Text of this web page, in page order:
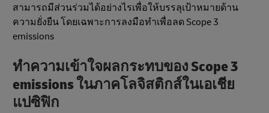
สามารถมีส่วนร่วมได้อย่างไรเพื่อให้บรรลุเป้าหมายด้าน
ความยั่งยืน โดยเฉพาะการลงมือทำเพื่อลด Scope 3
emissions
ทําความเข้าใจผลกระทบของ Scope 3
emissions ในภาคโลจิสติกส์ในเอเชีย
แปซิฟิก